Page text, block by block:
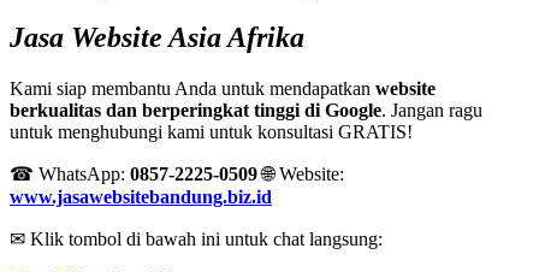
Jasa Website Asia Afrika
Kami siap membantu Anda untuk mendapatkan website
berkualitas dan berperingkat tinggi di Google. Jangan ragu
untuk menghubungi kami untuk konsultasi GRATIS!
☎ WhatsApp: 0857-2225-0509🌐 Website:
www.jasawebsitebandung.biz.id
✉ Klik tombol di bawah ini untuk chat langsung: